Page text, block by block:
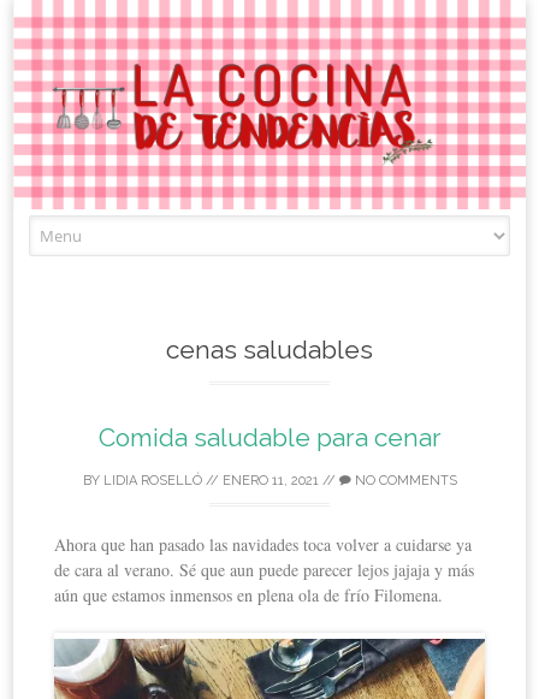
to
cenas saludables
Comida saludable para cenar
BY LIDIA ROSELLÓ// ENERO 11, 2021// NO COMMENTS
Ahora que han pasado las navidades toca volver a cuidarse ya
de cara al verano. Sé que aun puede parecer lejos jajaja y más
aún que estamos inmensos en plena ola de frío Filomena.